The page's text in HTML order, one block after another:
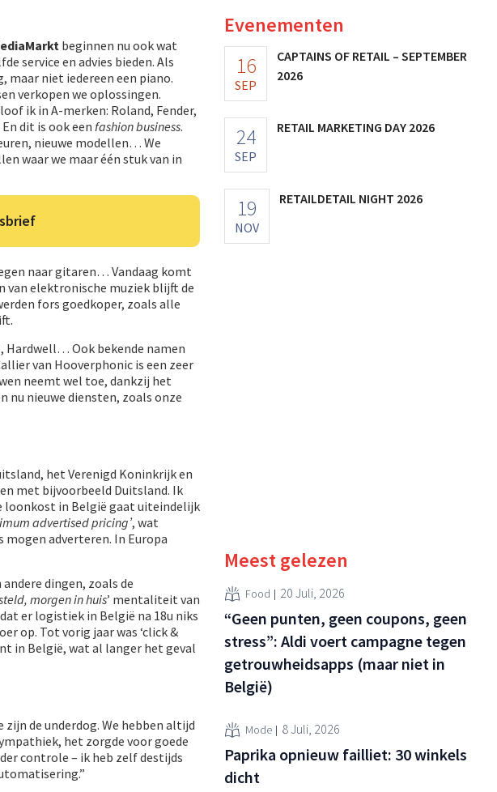
beginnen nu ook wat
service en advies bieden. Als
maar niet iedereen een piano.
verkopen we oplossingen.
ik in A-merken: Roland, Fender,
dit is ook een fashion business.
nieuwe modellen… We
waar we maar één stuk van in
naar gitaren… Vandaag komt
van elektronische muziek blijft de
fors goedkoper, zoals alle
Hardwell… Ook bekende namen
van Hooverphonic is een zeer
neemt wel toe, dankzij het
nu nieuwe diensten, zoals onze
het Verenigd Koninkrijk en
met bijvoorbeeld Duitsland. Ik
loonkost in België gaat uiteindelijk
advertised pricing’, wat
adverteren. In Europa
dingen, zoals de
morgen in huis’ mentaliteit van
er logistiek in België na 18u niks
op. Tot vorig jaar was ‘click &
in België, wat al langer het geval
de underdog. We hebben altijd
het zorgde voor goede
controle – ik heb zelf destijds
Evenementen
16
SEP
CAPTAINS OF RETAIL – SEPTEMBER
2026
24
SEP
RETAIL MARKETING DAY 2026
19
NOV
RETAILDETAIL NIGHT 2026
Meest gelezen
Food 20 Juli, 2026
“Geen punten, geen coupons, geen
stress”: Aldi voert campagne tegen
getrouwheidsapps (maar niet in
België)
Mode 8 Juli, 2026
Paprika opnieuw failliet: 30 winkels
dicht